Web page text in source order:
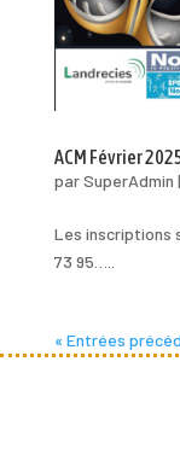
ACM Février
parSuperAdmin |
Les inscriptions
73 95…..
« Entrées